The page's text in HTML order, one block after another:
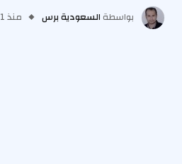
بواسطة السعودية برس منذ 11 شهر